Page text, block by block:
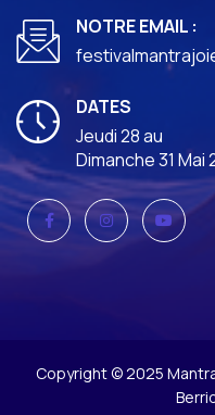
NOTRE EMAIL :
DATES
Jeudi 28 au
Dimanche 31 Mai
Copyright © 2025